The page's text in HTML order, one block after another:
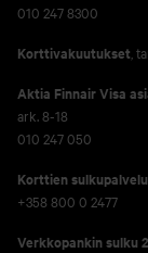
010 247 8300
Korttivakuutukset ,
Aktia Finnair Visa
ark. 8-18
010 247 050
Korttien
+358 800 0 2477
Verkko­pankin sulku